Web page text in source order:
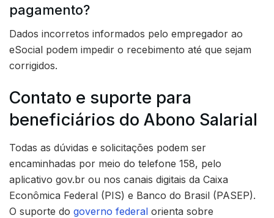
pagamento?
Dados incorretos informados pelo empregador ao
eSocial podem impedir o recebimento até que sejam
corrigidos.
Contato e suporte para
beneficiários do Abono Salarial
Todas as dúvidas e solicitações podem ser
encaminhadas por meio do telefone 158, pelo
aplicativo gov.br ou nos canais digitais da Caixa
Econômica Federal (PIS) e Banco do Brasil (PASEP).
O suporte do governo federal orienta sobre